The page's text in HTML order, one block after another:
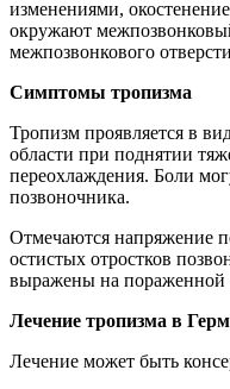
изменениями,
окружают
межпозвонкового
Симптомы тропизма
Тропизм проявляется в
области при поднятии
переохлаждения. Боли
позвоночника.
Отмечаются напряжение
остистых отростков
выражены на пораженной
Лечение тропизма в
Лечение может быть